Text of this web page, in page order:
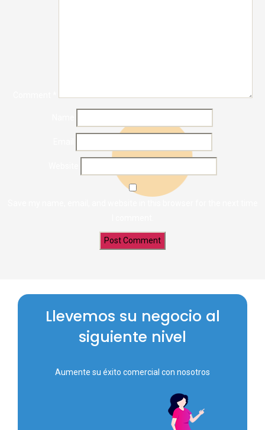
Llevemos su negocio al
siguiente nivel
Aumente su éxito comercial con nosotros